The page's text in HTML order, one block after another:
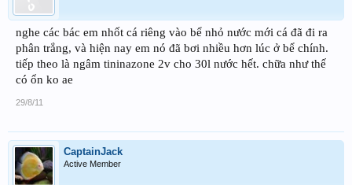
nghe các bác em nhốt cá riêng vào bể nhỏ nước mới cá đã đi ra
phân trắng, và hiện nay em nó đã bơi nhiều hơn lúc ở bể chính.
tiếp theo là ngâm tininazone 2v cho 30l nước hết. chữa như thế
có ổn ko ae
29/8/11
CaptainJack
Active Member